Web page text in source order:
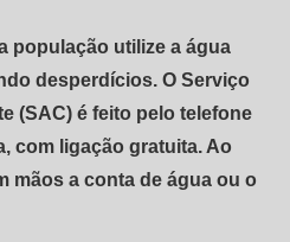
população utilize a água
desperdícios. O Serviço
(SAC) é feito pelo telefone
com ligação gratuita. Ao
mãos a conta de água ou o